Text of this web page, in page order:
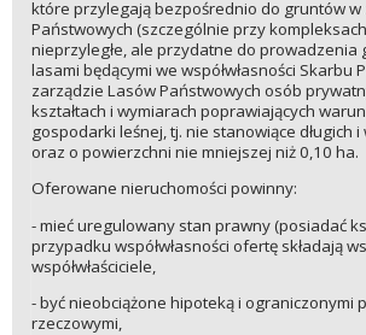
które przylegają bezpośrednio do gruntów w
Państwowych (szczególnie przy
nieprzyległe, ale przydatne do prowadzenia
lasami będącymi we współwłasności Skarbu
zarządzie Lasów Państwowych osób
kształtach i wymiarach poprawiających
gospodarki leśnej, tj. nie stanowiące długich
oraz o powierzchni nie mniejszej niż 0,10 ha.
Oferowane nieruchomości powinny:
- mieć uregulowany stan prawny (posiadać
przypadku współwłasności ofertę składają
współwłaściciele,
- być nieobciążone hipoteką i ograniczonymi
rzeczowymi,